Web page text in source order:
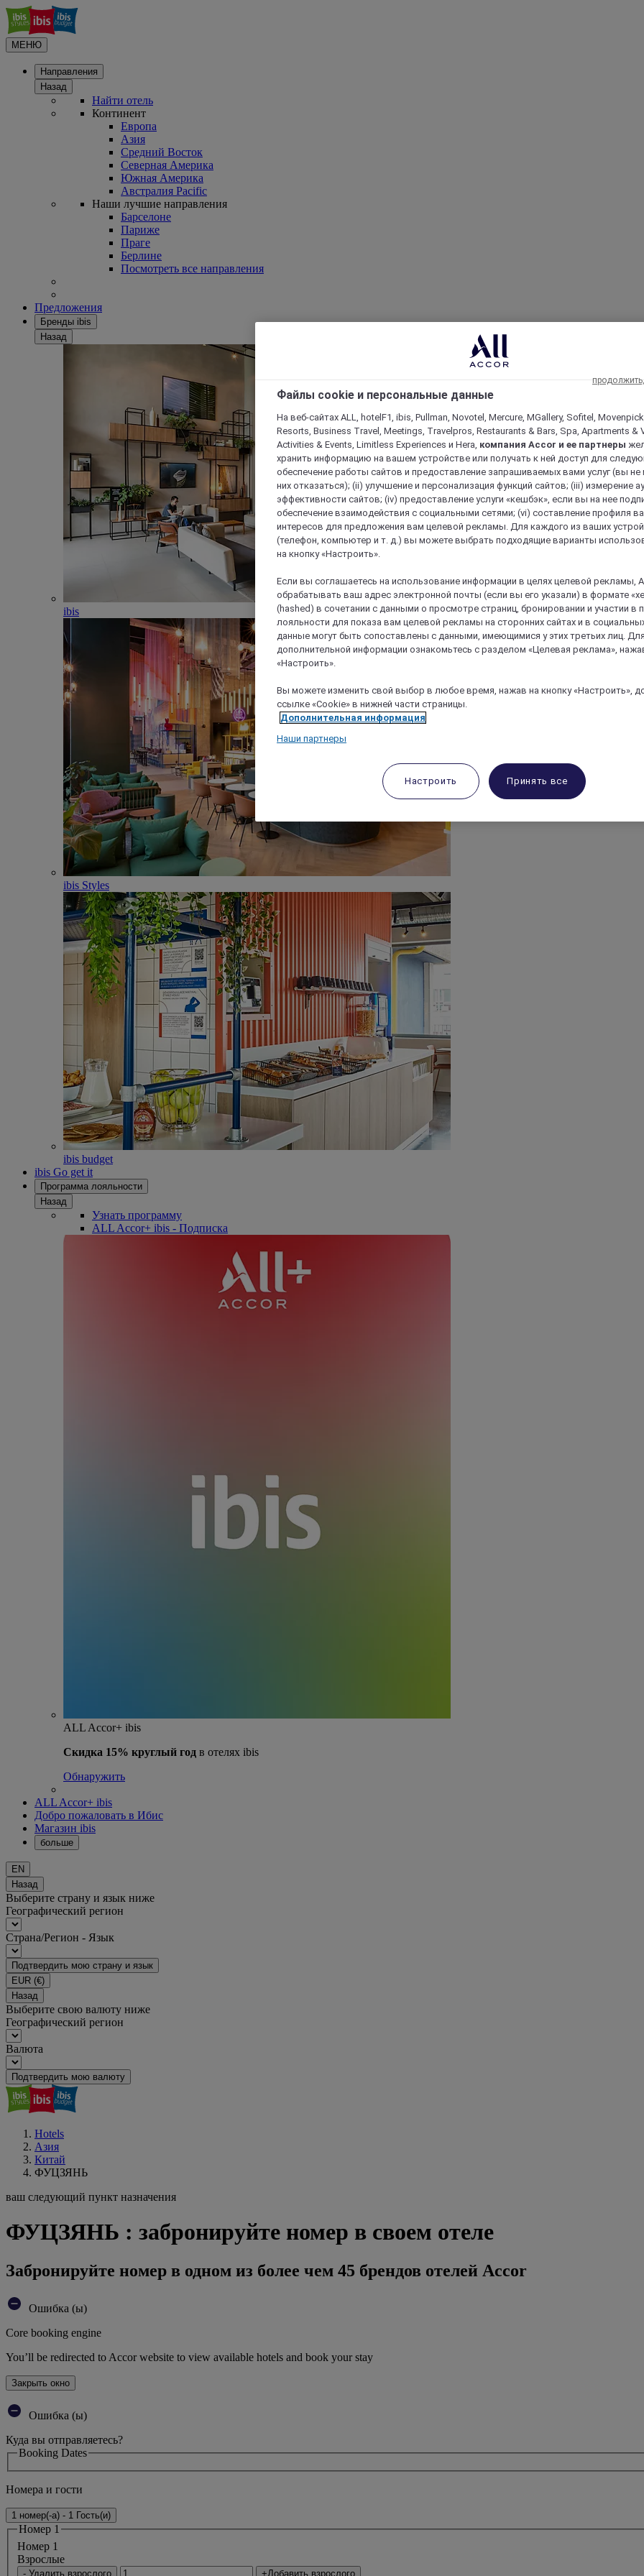
МЕНЮ
Направления
Назад
Найти отель
Континент
Европа
Азия
Средний Восток
Северная Америка
Южная Америка
Австралия Pacific
Наши лучшие направления
Барселоне
Париже
Праге
Берлине
Посмотреть все направления
Предложения
Бренды ibis
Назад
ibis
ibis Styles
ibis budget
ibis Go get it
Программа лояльности
Назад
Узнать программу
ALL Accor+ ibis - Подписка
ALL Accor+ ibis
Скидка 15% круглый год в отелях ibis
Обнаружить
ALL Accor+ ibis
Добро пожаловать в Ибис
Магазин ibis
больше
EN
Назад
Выберите страну и язык ниже
Географический регион
Страна/Регион - Язык
Подтвердить мою страну и язык
EUR (€)
Назад
Выберите свою валюту ниже
Географический регион
Валюта
Подтвердить мою валюту
Hotels
Азия
Китай
ФУЦЗЯНЬ
ваш следующий пункт назначения
ФУЦЗЯНЬ : забронируйте номер в своем отеле
Забронируйте номер в одном из более чем 45 брендов отелей Accor
Ошибка (ы)
Core booking engine
You’ll be redirected to Accor website to view available hotels and book your stay
Закрыть окно
Ошибка (ы)
Куда вы отправляетесь?
Booking Dates
Номера и гости
1 номер(-а) - 1 Гость(и)
Номер 1
Номер 1
Bзрослые
- Удалить взрослого +Добавить взрослого
Файлы cookie и персональные данные
На веб-сайтах ALL, hotelF1, ibis, Pullman, Novotel, Mercure, MGallery, Sofitel,
Resorts, Business Travel, Meetings, Travelpros, Restaurants & Bars, Spa, Apartments &
Activities & Events, Limitless Experiences и Hera, компания Accor и ее партнеры
хранить информацию на вашем устройстве или получать к ней доступ для
обеспечение работы сайтов и предоставление запрашиваемых вами услуг (вы
них отказаться); (ii) улучшение и персонализация функций сайтов; (iii) измерение
эффективности сайтов; (iv) предоставление услуги «кешбэк», если вы на нее
обеспечение взаимодействия с социальными сетями; (vi) составление профиля
интересов для предложения вам целевой рекламы. Для каждого из ваших
(телефон, компьютер и т. д.) вы можете выбрать подходящие варианты
на кнопку «Настроить».
Если вы соглашаетесь на использование информации в целях целевой рекламы,
обрабатывать ваш адрес электронной почты (если вы его указали) в формате
(hashed) в сочетании с данными о просмотре страниц, бронировании и участии в
лояльности для показа вам целевой рекламы на сторонних сайтах и в
данные могут быть сопоставлены с данными, имеющимися у этих третьих лиц.
дополнительной информации ознакомьтесь с разделом «Целевая реклама»,
«Настроить».
Вы можете изменить свой выбор в любое время, нажав на кнопку «Настроить»,
ссылке «Cookie» в нижней части страницы.
Дополнительная информация
Наши партнеры
Настроить Принять все